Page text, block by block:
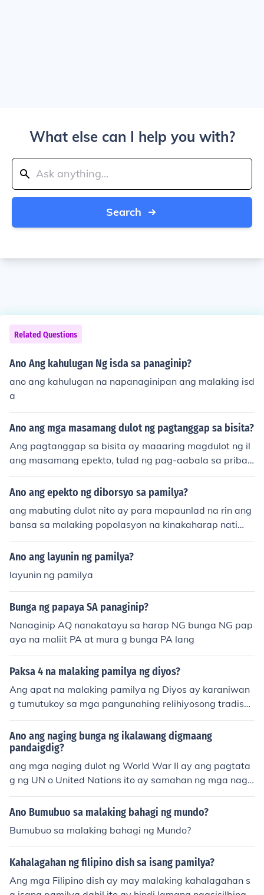
What else can I help you with?
Search
Related Questions
Ano Ang kahulugan Ng isda sa panaginip?
ano ang kahulugan na napanaginipan ang malaking isd
a
Ano ang mga masamang dulot ng pagtanggap sa bisita?
Ang pagtanggap sa bisita ay maaaring magdulot ng il
ang masamang epekto, tulad ng pag-aabala sa pribad
ong oras ng pamilya at pagdami ng gawain sa bahay.
Maaaring makaapekto ito sa mental na kalusugan ng
dulot ng paghahanda at pagsisilbi. Bukod dito, maaari
ng magkaroon ng hindi pagkakaunawaan o tensyon ku
ng hindi magkasundo ang mga bisita at mga residente.
Ano ang epekto ng diborsyo sa pamilya?
ang mabuting dulot nito ay para mapaunlad na rin ang
bansa sa malaking popolasyon na kinakaharap nati
n...... at para ma sulosyonan ang problemang kinakahar
ap ng bawat pamilya Kung Hindi mapagplanohan ang
ak
Ano ang layunin ng pamilya?
layunin ng pamilya
Bunga ng papaya SA panaginip?
Nanaginip AQ nanakatayu sa harap NG bunga NG pap
aya na maliit PA at mura g bunga PA lang
Paksa 4 na malaking pamilya ng diyos?
Ang apat na malaking pamilya ng Diyos ay karaniwan
g tumutukoy sa mga pangunahing relihiyosong tradisyo
n: ang Hudaismo, Kristiyanismo, Islam, at Hinduismo. A
ng bawat isa sa mga ito ay may kanya-kanyang mga t
uro, kasaysayan, at pananampalataya na nag-uugnay
sa kanilang mga tagasunod sa Diyos. Ang mga pamily
a ito ay nag-aalok ng mga aral at prinsipyo na nagbibi
gay ng gabay sa moral at espiritwal na buhay ng mga
mga pagkakatulad sa mga pangunahing tema ng pana
nampalataya at pagkakaisa.
Ano ang naging bunga ng ikalawang digmaang
pandaigdig?
ang mga naging dulot ng World War II ay ang pagtata
g ng UN o United Nations ito ay samahan ng mga nag k
akaisang bansa , mayroon din itong masamang dulot s
a mga bansang kasali sa digmaan tulad ng pag kamat
c. by:denisekaye barcelona
Ano Bumubuo sa malaking bahagi ng mundo?
Bumubuo sa malaking bahagi ng Mundo?
Kahalagahan ng filipino dish sa isang pamilya?
Ang mga Filipino dish ay may malaking kahalagahan s